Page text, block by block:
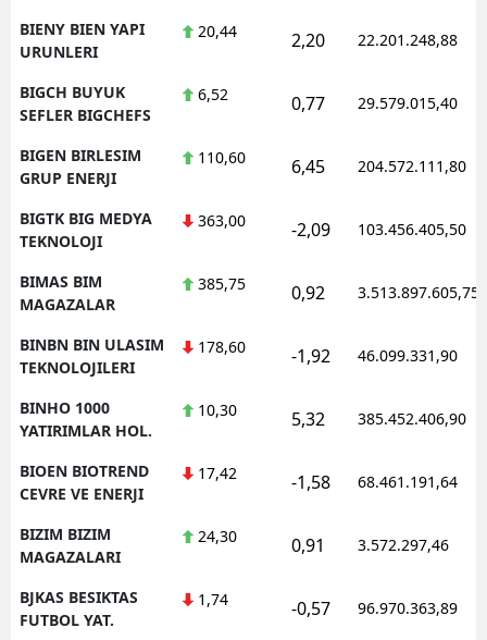
BIENY BIEN YAPI
URUNLERI
20,44 2,20 22.201.248,88
BIGCH BUYUK
SEFLER BIGCHEFS
6,52 0,77 29.579.015,40
BIGEN BIRLESIM
GRUP ENERJI
110,60 6,45 204.572.111,80
BIGTK BIG MEDYA
TEKNOLOJI
363,00 -2,09 103.456.405,50
BIMAS BIM
MAGAZALAR
385,75 0,92 3.513.897.605,75
BINBN BIN ULASIM
TEKNOLOJILERI
178,60 -1,92 46.099.331,90
BINHO 1000
YATIRIMLAR HOL.
10,30 5,32 385.452.406,90
BIOEN BIOTREND
CEVRE VE ENERJI
17,42 -1,58 68.461.191,64
BIZIM BIZIM
MAGAZALARI
24,30 0,91 3.572.297,46
BJKAS BESIKTAS
FUTBOL YAT.
1,74 -0,57 96.970.363,89